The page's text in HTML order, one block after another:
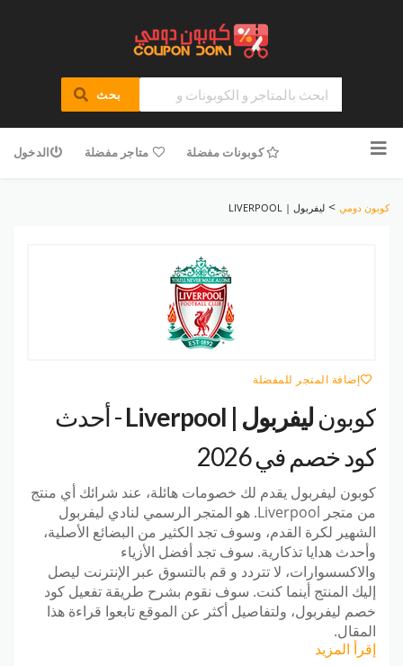
بحث
للمحتوى
كوبونات مفضلة متاجر مفضلة الدخول
كوبون دومي > ليفربول | LIVERPOOL
إضافة المتجر للمفضلة
كوبون ليفربول | Liverpool
- أحدث
كود خصم في 2026
كوبون ليفربول يقدم لك خصومات هائلة، عند شرائك أي منتج
من متجر Liverpool. هو المتجر الرسمي لنادي ليفربول
الشهير لكرة القدم، وسوف تجد الكثير من البضائع الأصلية،
وأحدث هدايا تذكارية. سوف تجد أفضل الأزياء
والاكسسوارات، لا تتردد و قم بالتسوق عبر الإنترنت ليصل
إليك المنتج أينما كنت. سوف نقوم بشرح طريقة تفعيل كود
خصم ليفربول، ولتفاصيل أكثر عن الموقع تابعوا قراءة هذا
المقال.
إقرأ المزيد